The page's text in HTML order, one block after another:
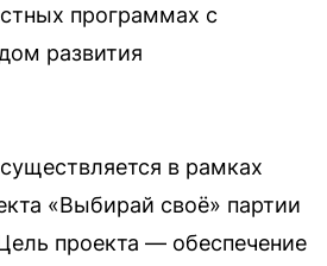
программах с
развития
в рамках
«Выбирай своё» партии
проекта — обеспечение